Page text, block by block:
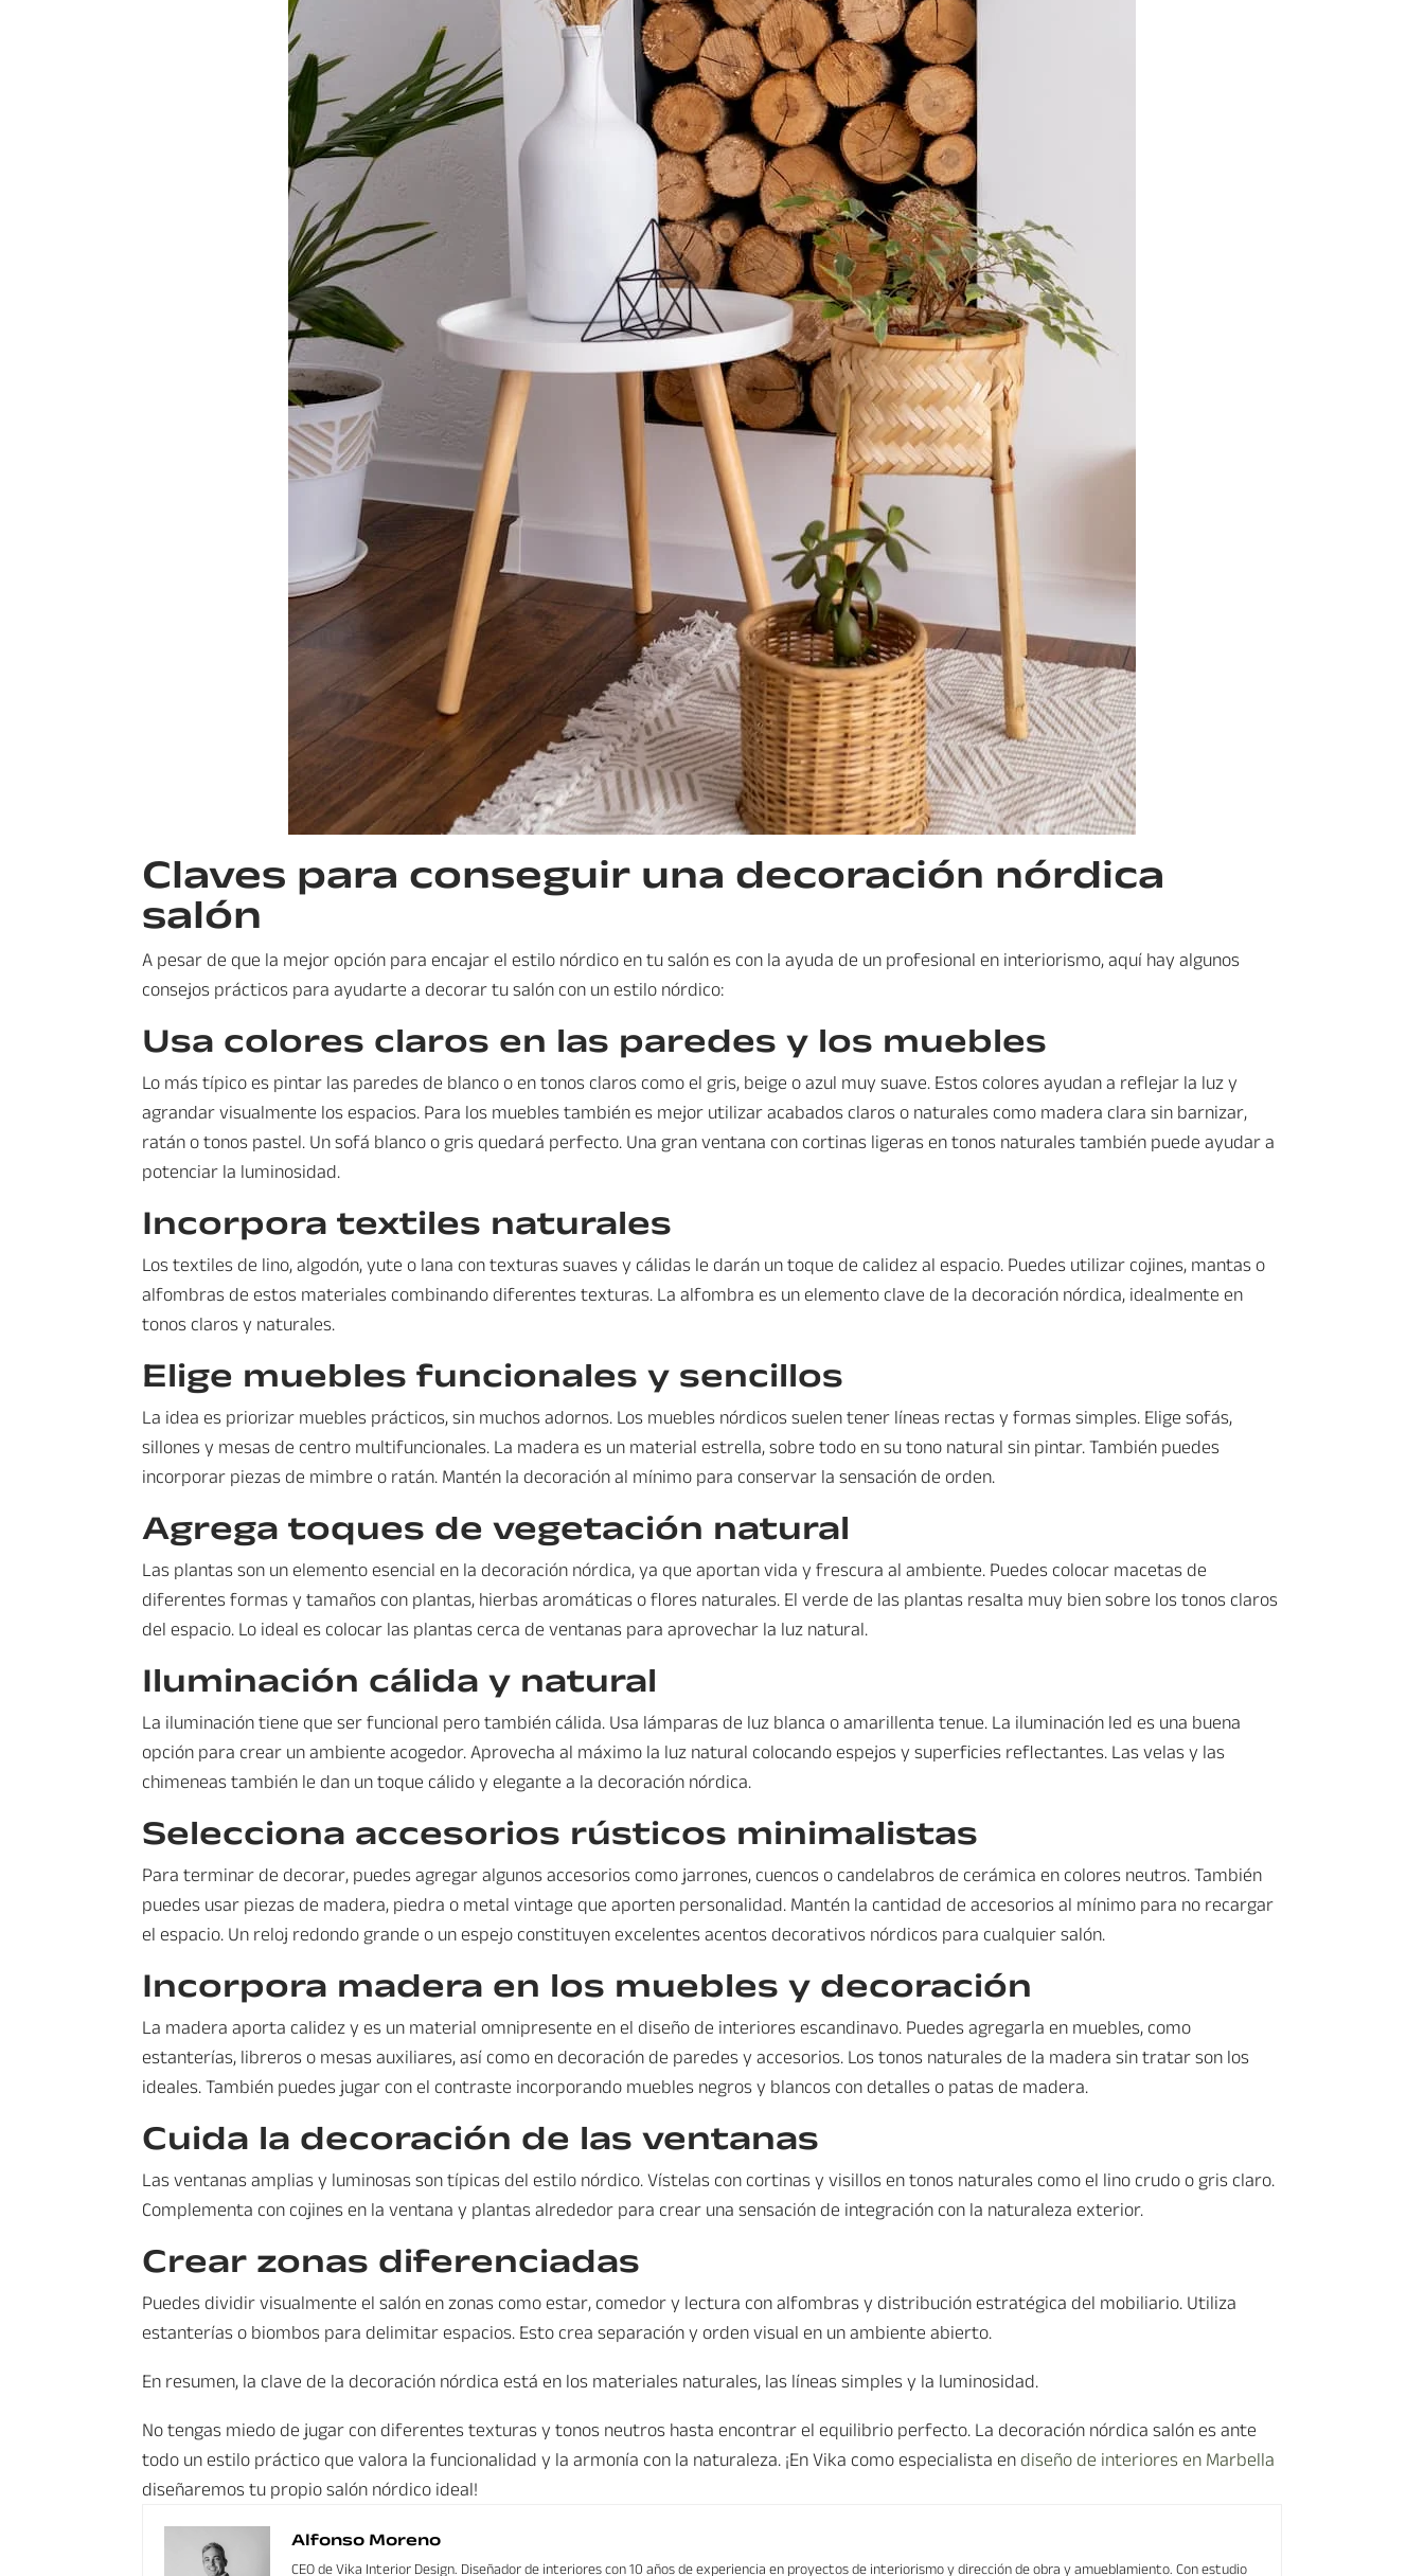
Claves para conseguir una decoración nórdica
salón
A pesar de que la mejor opción para encajar el estilo nórdico en tu salón es con la ayuda de un profesional en interiorismo, aquí hay algunos
consejos prácticos para ayudarte a decorar tu salón con un estilo nórdico:
Usa colores claros en las paredes y los muebles
Lo más típico es pintar las paredes de blanco o en tonos claros como el gris, beige o azul muy suave. Estos colores ayudan a reflejar la luz y
agrandar visualmente los espacios. Para los muebles también es mejor utilizar acabados claros o naturales como madera clara sin barnizar,
ratán o tonos pastel. Un sofá blanco o gris quedará perfecto. Una gran ventana con cortinas ligeras en tonos naturales también puede ayudar a
potenciar la luminosidad.
Incorpora textiles naturales
Los textiles de lino, algodón, yute o lana con texturas suaves y cálidas le darán un toque de calidez al espacio. Puedes utilizar cojines, mantas o
alfombras de estos materiales combinando diferentes texturas. La alfombra es un elemento clave de la decoración nórdica, idealmente en
tonos claros y naturales.
Elige muebles funcionales y sencillos
La idea es priorizar muebles prácticos, sin muchos adornos. Los muebles nórdicos suelen tener líneas rectas y formas simples. Elige sofás,
sillones y mesas de centro multifuncionales. La madera es un material estrella, sobre todo en su tono natural sin pintar. También puedes
incorporar piezas de mimbre o ratán. Mantén la decoración al mínimo para conservar la sensación de orden.
Agrega toques de vegetación natural
Las plantas son un elemento esencial en la decoración nórdica, ya que aportan vida y frescura al ambiente. Puedes colocar macetas de
diferentes formas y tamaños con plantas, hierbas aromáticas o flores naturales. El verde de las plantas resalta muy bien sobre los tonos claros
del espacio. Lo ideal es colocar las plantas cerca de ventanas para aprovechar la luz natural.
Iluminación cálida y natural
La iluminación tiene que ser funcional pero también cálida. Usa lámparas de luz blanca o amarillenta tenue. La iluminación led es una buena
opción para crear un ambiente acogedor. Aprovecha al máximo la luz natural colocando espejos y superficies reflectantes. Las velas y las
chimeneas también le dan un toque cálido y elegante a la decoración nórdica.
Selecciona accesorios rústicos minimalistas
Para terminar de decorar, puedes agregar algunos accesorios como jarrones, cuencos o candelabros de cerámica en colores neutros. También
puedes usar piezas de madera, piedra o metal vintage que aporten personalidad. Mantén la cantidad de accesorios al mínimo para no recargar
el espacio. Un reloj redondo grande o un espejo constituyen excelentes acentos decorativos nórdicos para cualquier salón.
Incorpora madera en los muebles y decoración
La madera aporta calidez y es un material omnipresente en el diseño de interiores escandinavo. Puedes agregarla en muebles, como
estanterías, libreros o mesas auxiliares, así como en decoración de paredes y accesorios. Los tonos naturales de la madera sin tratar son los
ideales. También puedes jugar con el contraste incorporando muebles negros y blancos con detalles o patas de madera.
Cuida la decoración de las ventanas
Las ventanas amplias y luminosas son típicas del estilo nórdico. Vístelas con cortinas y visillos en tonos naturales como el lino crudo o gris claro.
Complementa con cojines en la ventana y plantas alrededor para crear una sensación de integración con la naturaleza exterior.
Crear zonas diferenciadas
Puedes dividir visualmente el salón en zonas como estar, comedor y lectura con alfombras y distribución estratégica del mobiliario. Utiliza
estanterías o biombos para delimitar espacios. Esto crea separación y orden visual en un ambiente abierto.
En resumen, la clave de la decoración nórdica está en los materiales naturales, las líneas simples y la luminosidad.
No tengas miedo de jugar con diferentes texturas y tonos neutros hasta encontrar el equilibrio perfecto. La decoración nórdica salón es ante
todo un estilo práctico que valora la funcionalidad y la armonía con la naturaleza. ¡En Vika como especialista en diseño de interiores en Marbella
diseñaremos tu propio salón nórdico ideal!
Alfonso Moreno
CEO de Vika Interior Design. Diseñador de interiores con 10 años de experiencia en proyectos de interiorismo y dirección de obra y amueblamiento. Con estudio